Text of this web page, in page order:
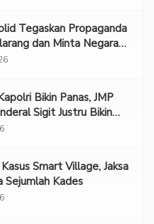
Tegaskan Propaganda
dan Minta Negara
Bikin Panas, JMP
Sigit Justru Bikin
Smart Village, Jaksa
Sejumlah Kades